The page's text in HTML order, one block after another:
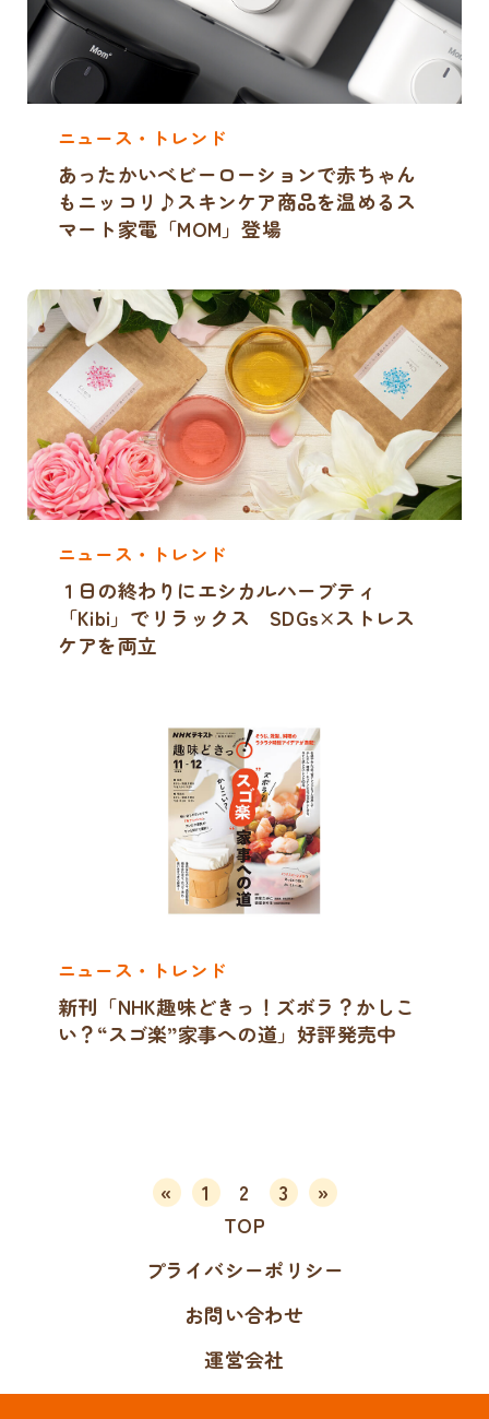
ニュース・トレンド
あったかいベビーローションで赤ちゃん
もニッコリ♪スキンケア商品を温めるス
マート家電「MOM」登場
ニュース・トレンド
１日の終わりにエシカルハーブティ
「Kibi」でリラックス SDGs×ストレス
ケアを両立
ニュース・トレンド
新刊「NHK趣味どきっ！ズボラ？かしこ
い？“スゴ楽”家事への道」好評発売中
« 1 2 3
»
TOP
プライバシーポリシー
お問い合わせ
運営会社